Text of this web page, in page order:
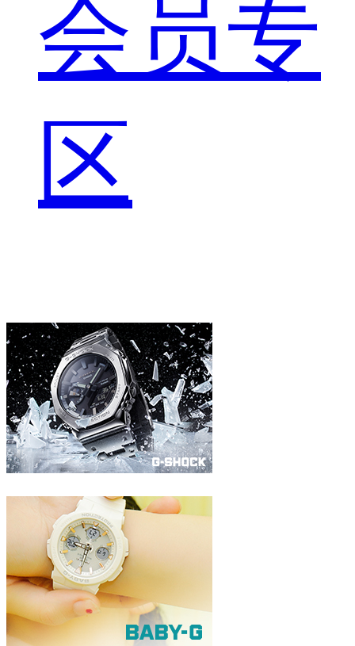
会员专
区